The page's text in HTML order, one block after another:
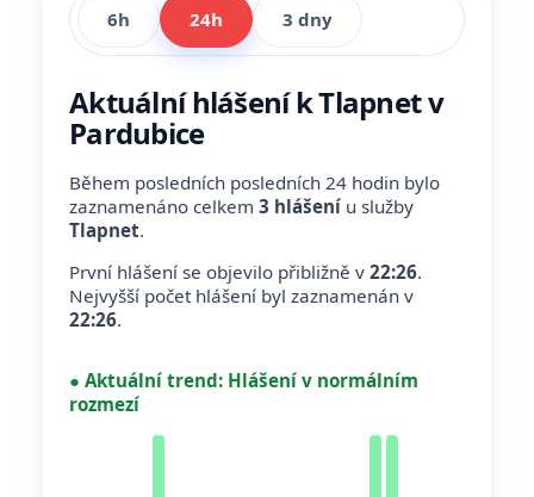
6h 24h 3 dny
Aktuální hlášení k Tlapnet v
Pardubice
Během posledních posledních 24 hodin bylo
zaznamenáno celkem 3 hlášení u služby
Tlapnet.
První hlášení se objevilo přibližně v 22:26.
Nejvyšší počet hlášení byl zaznamenán v
22:26.
● Aktuální trend: Hlášení v normálním
rozmezí